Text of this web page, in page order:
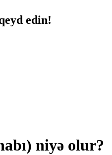
edin!
niyə olur?